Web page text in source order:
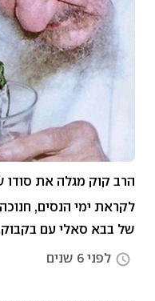
הרב קוק מגלה את סודו
לקראת ימי הנסים,
של בבא סאלי עם
access_time לפני 6 שנים